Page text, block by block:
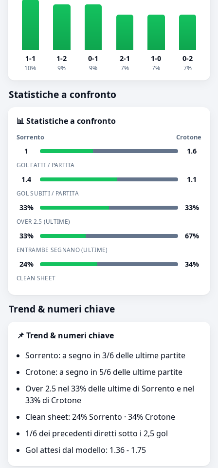
1-1
10%
1-2
9%
0-1
9%
2-1
7%
1-0
7%
0-2
7%
Statistiche a confronto
📊 Statistiche a confronto
Sorrento Crotone
1 1.6
GOL FATTI / PARTITA
1.4 1.1
GOL SUBITI / PARTITA
33% 33%
OVER 2.5 (ULTIME)
33% 67%
ENTRAMBE SEGNANO (ULTIME)
24% 34%
CLEAN SHEET
Trend & numeri chiave
📌 Trend & numeri chiave
Sorrento: a segno in 3/6 delle ultime partite
Crotone: a segno in 5/6 delle ultime partite
Over 2.5 nel 33% delle ultime di Sorrento e nel
33% di Crotone
Clean sheet: 24% Sorrento · 34% Crotone
1/6 dei precedenti diretti sotto i 2,5 gol
Gol attesi dal modello: 1.36 - 1.75